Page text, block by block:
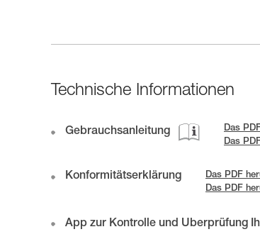
Technische Informationen
Gebrauchsanleitung
Das
Das
Konformitätserklärung
Das PDF
Das PDF
App zur Kontrolle und Überprüfung